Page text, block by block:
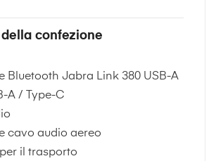
confezione
Bluetooth Jabra Link 380 USB-A
A / Type-C
cavo audio aereo
il trasporto